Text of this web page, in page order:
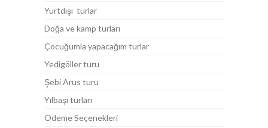
Yurtdışı turlar
Doğa ve kamp turları
Çocuğumla yapacağım turlar
Yedigöller turu
Şebi Arus turu
Yılbaşı turları
Ödeme Seçenekleri